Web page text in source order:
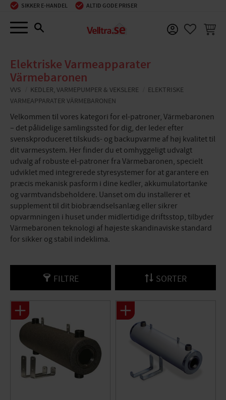
Menu
SIKKER E-HANDEL ALTID GODE PRISER
Elektriske Varmeapparater
Värmebaronen
VVS KEDLER, VARMEPUMPER & VEKSLERE
ELEKTRISKE
VARMEAPPARATER VÄRMEBARONEN
Velkommen til vores kategori for el-patroner, Värmebaronen
– det pålidelige samlingssted for dig, der leder efter
svenskproduceret tilskuds- og backupvarme af høj kvalitet til
dit varmesystem. Her finder du et omhyggeligt udvalgt
udvalg af robuste el-patroner fra Värmebaronen, specielt
udviklet med integrerede styresystemer for at garantere en
præcis mekanisk pasform i dine kedler, akkumulatortanke
og varmtvandsbeholdere. Uanset om du installerer et
supplement til dit biobrændselsanlæg eller sikrer
opvarmningen i huset under midlertidige driftsstop, tilbyder
Värmebaronen teknologi af højeste skandinaviske standard
for sikker og stabil indeklima.
FILTRE SORTER